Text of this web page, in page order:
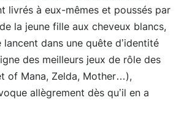
livrés à eux-mêmes et poussés par
la jeune fille aux cheveux blancs,
lancent dans une quête d’identité
des meilleurs jeux de rôle des
of Mana, Zelda, Mother…),
allègrement dès qu’il en a